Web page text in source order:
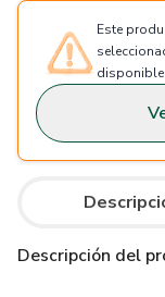
Este
Descripción del